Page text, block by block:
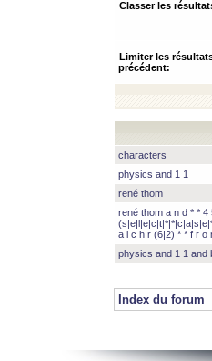
Classer les
Limiter les
précédent:
characters
physics and 1 1
rené thom
rené thom a n d * *
a l c h r (6|2) * * f r o
physics and 1 1 and
Index du forum